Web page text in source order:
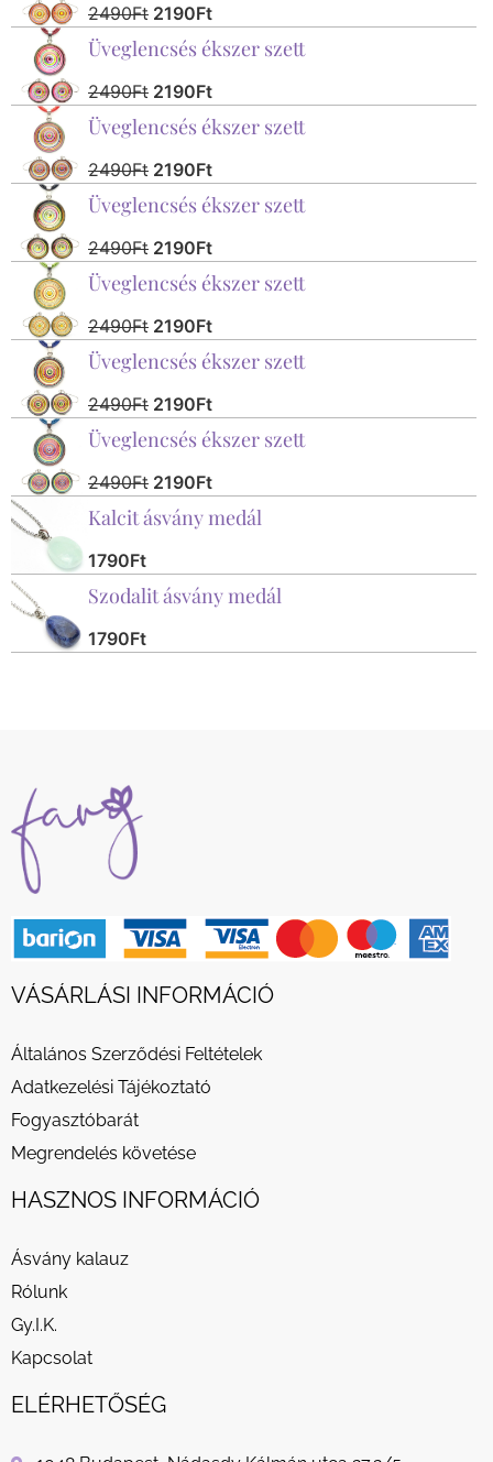
2490Ft 2190Ft
Üveglencsés ékszer szett
2490Ft 2190Ft
Üveglencsés ékszer szett
2490Ft 2190Ft
Üveglencsés ékszer szett
2490Ft 2190Ft
Üveglencsés ékszer szett
2490Ft 2190Ft
Üveglencsés ékszer szett
2490Ft 2190Ft
Üveglencsés ékszer szett
2490Ft 2190Ft
Kalcit ásvány medál
1790Ft
Szodalit ásvány medál
1790Ft
VÁSÁRLÁSI INFORMÁCIÓ
Általános Szerződési Feltételek
Adatkezelési Tájékoztató
Fogyasztóbarát
Megrendelés követése
HASZNOS INFORMÁCIÓ
Ásvány kalauz
Rólunk
Gy.I.K.
Kapcsolat
ELÉRHETŐSÉG